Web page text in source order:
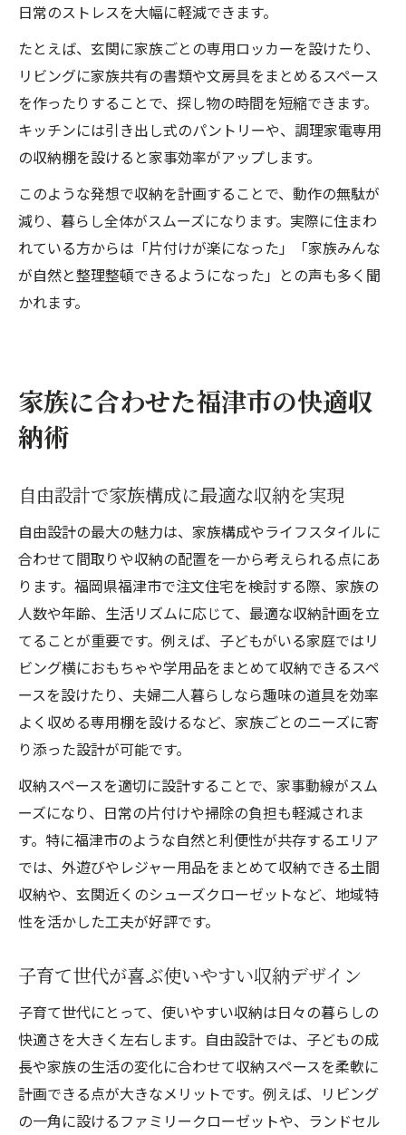
日常のストレスを大幅に軽減できます。
たとえば、玄関に家族ごとの専用ロッカーを設けたり、
リビングに家族共有の書類や文房具をまとめるスペース
を作ったりすることで、探し物の時間を短縮できます。
キッチンには引き出し式のパントリーや、調理家電専用
の収納棚を設けると家事効率がアップします。
このような発想で収納を計画することで、動作の無駄が
減り、暮らし全体がスムーズになります。実際に住まわ
れている方からは「片付けが楽になった」「家族みんな
が自然と整理整頓できるようになった」との声も多く聞
かれます。
家族に合わせた福津市の快適収
納術
自由設計で家族構成に最適な収納を実現
自由設計の最大の魅力は、家族構成やライフスタイルに
合わせて間取りや収納の配置を一から考えられる点にあ
ります。福岡県福津市で注文住宅を検討する際、家族の
人数や年齢、生活リズムに応じて、最適な収納計画を立
てることが重要です。例えば、子どもがいる家庭ではリ
ビング横におもちゃや学用品をまとめて収納できるスペ
ースを設けたり、夫婦二人暮らしなら趣味の道具を効率
よく収める専用棚を設けるなど、家族ごとのニーズに寄
り添った設計が可能です。
収納スペースを適切に設計することで、家事動線がスム
ーズになり、日常の片付けや掃除の負担も軽減されま
す。特に福津市のような自然と利便性が共存するエリア
では、外遊びやレジャー用品をまとめて収納できる土間
収納や、玄関近くのシューズクローゼットなど、地域特
性を活かした工夫が好評です。
子育て世代が喜ぶ使いやすい収納デザイン
子育て世代にとって、使いやすい収納は日々の暮らしの
快適さを大きく左右します。自由設計では、子どもの成
長や家族の生活の変化に合わせて収納スペースを柔軟に
計画できる点が大きなメリットです。例えば、リビング
の一角に設けるファミリークローゼットや、ランドセル